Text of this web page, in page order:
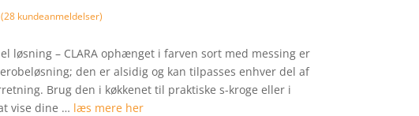
(28kundeanmeldelser)
løsning – CLARA ophænget i farven sort med messing er
den er alsidig og kan tilpasses enhver del af
Brug den i køkkenet til praktiske s-kroge eller i
vise dine … læs mere her